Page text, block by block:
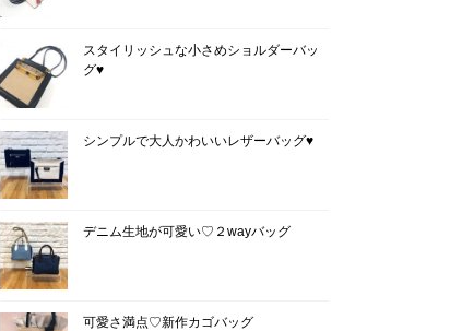
スタイリッシュな小さめショルダーバッ
グ♥
シンプルで大人かわいいレザーバッグ♥
デニム生地が可愛い♡２wayバッグ
可愛さ満点♡新作カゴバッグ